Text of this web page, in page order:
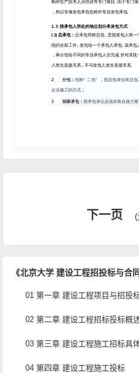
下一页
《北京大学 建设工程招投标与合
01 第一章 建设工程项目与招投
02 第二章 建设工程招标投标概
03 第三章 建设工程施工招标具
04 第四章 建设工程施工投标